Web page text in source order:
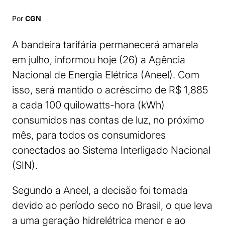
Por CGN
A bandeira tarifária permanecerá amarela
em julho, informou hoje (26) a Agência
Nacional de Energia Elétrica (Aneel). Com
isso, será mantido o acréscimo de R$ 1,885
a cada 100 quilowatts-hora (kWh)
consumidos nas contas de luz, no próximo
mês, para todos os consumidores
conectados ao Sistema Interligado Nacional
(SIN).
Segundo a Aneel, a decisão foi tomada
devido ao período seco no Brasil, o que leva
a uma geração hidrelétrica menor e ao